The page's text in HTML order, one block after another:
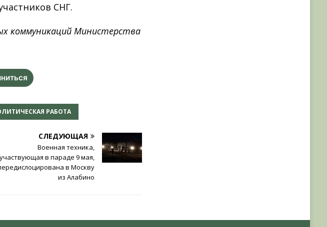
СНГ.
коммуникаций Министерства
РАБОТА
СЛЕДУЮЩАЯ
Военная техника,
участвующая в параде 9 мая,
в Москву
из Алабино